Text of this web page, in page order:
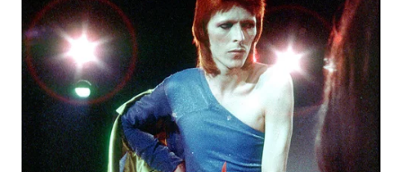
WN
KEPULAUAN
SERIBU
WN
TANGERANG